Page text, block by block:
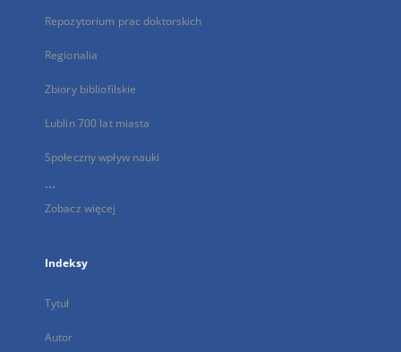
Repozytorium prac doktorskich
Regionalia
Zbiory bibliofilskie
Lublin 700 lat miasta
Społeczny wpływ nauki
...
Zobacz więcej
Indeksy
Tytuł
Autor